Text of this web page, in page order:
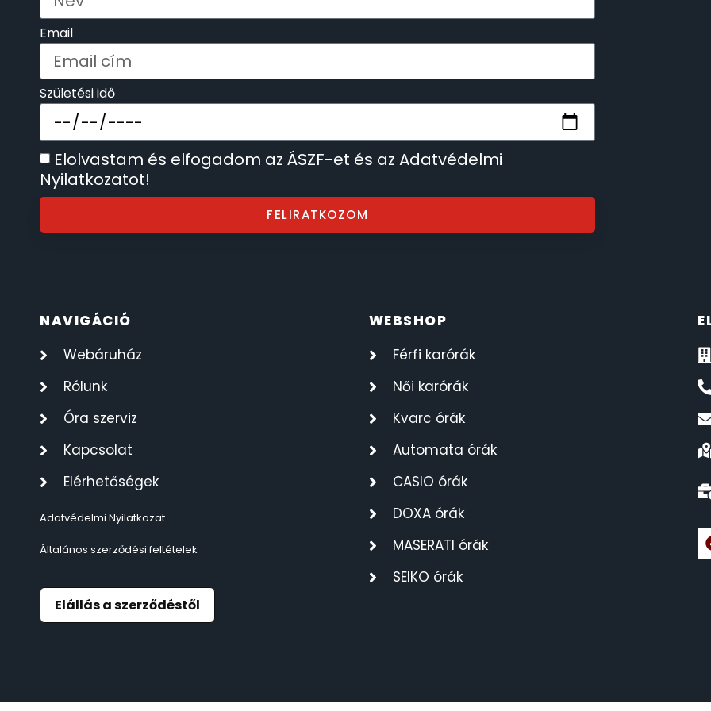
Email
Születési idő
Elolvastam és elfogadom az ÁSZF-et és az Adatvédelmi
Nyilatkozatot!
FELIRATKOZOM
NAVIGÁCIÓ
Webáruház
Rólunk
Óra szerviz
Kapcsolat
Elérhetőségek
Adatvédelmi Nyilatkozat
Általános szerződési feltételek
Elállás a szerződéstől
WEBSHOP
Férfi karórák
Női karórák
Kvarc órák
Automata órák
CASIO órák
DOXA órák
MASERATI órák
SEIKO órák
TIMESTAR HÁLÓZATI ÉBRESZTŐÓRÁK 3
TISSOT
VOSTOK 96
ZIPPO
ZSEBKÉS
ZSEBÓRÁK